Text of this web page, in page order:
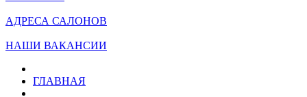
АДРЕСА САЛОНОВ
НАШИ ВАКАНСИИ
ГЛАВНАЯ